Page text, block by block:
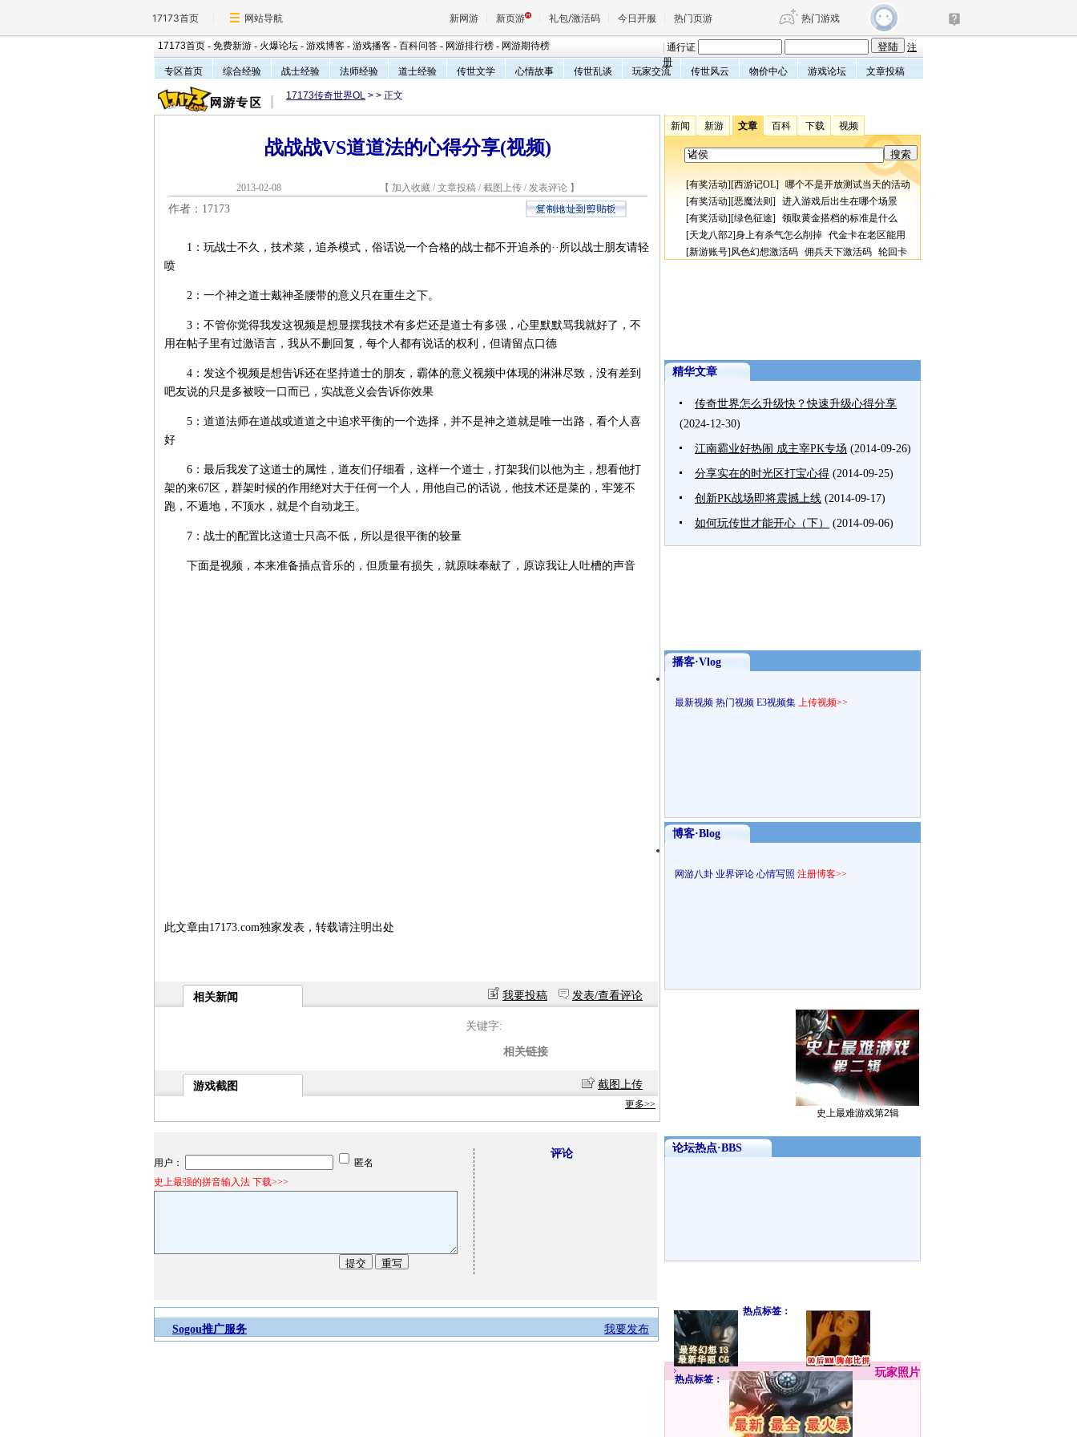
17173首页 网站导航 新网游 新页游 礼包/激活码 今日开服 热门页游 热门游戏
王权与自由 诛仙世界 仙剑世界
17173首页 - 免费新游 - 火爆论坛 - 游戏博客 - 游戏播客 - 百科问答 - 网游排行榜 - 网游期待榜 通行证
注
册
专区首页
综合经验 战士经验 法师经验 道士经验 传世文学 心情故事 传世乱谈 玩家交流 传世风云 物价中心 游戏论坛 文章投稿
17173传奇世界OL > > 正文
战战战VS道道法的心得分享(视频)
2013-02-08 【 加入收藏 / 文章投稿 / 截图上传 / 发表评论 】
作者：17173
1：玩战士不久，技术菜，追杀模式，俗话说一个合格的战士都不开追杀的··所以战士朋友请轻
喷
2：一个神之道士戴神圣腰带的意义只在重生之下。
3：不管你觉得我发这视频是想显摆我技术有多烂还是道士有多强，心里默默骂我就好了，不
用在帖子里有过激语言，我从不删回复，每个人都有说话的权利，但请留点口德
4：发这个视频是想告诉还在坚持道士的朋友，霸体的意义视频中体现的淋淋尽致，没有差到
吧友说的只是多被咬一口而已，实战意义会告诉你效果
5：道道法师在道战或道道之中追求平衡的一个选择，并不是神之道就是唯一出路，看个人喜
好
6：最后我发了这道士的属性，道友们仔细看，这样一个道士，打架我们以他为主，想看他打
架的来67区，群架时候的作用绝对大于任何一个人，用他自己的话说，他技术还是菜的，牢笼不
跑，不遁地，不顶水，就是个自动龙王。
7：战士的配置比这道士只高不低，所以是很平衡的较量
下面是视频，本来准备插点音乐的，但质量有损失，就原味奉献了，原谅我让人吐槽的声音
此文章由17173.com独家发表，转载请注明出处
相关新闻 我要投稿 发表/查看评论
关键字:
相关链接
游戏截图 截图上传
更多>>
用户：
匿名
史上最强的拼音输入法 下载>>>
评论
我要发布
Sogou推广服务
新闻 新游 文章 百科 下载 视频
[有奖活动][西游记OL] 哪个不是开放测试当天的活动
[有奖活动][恶魔法则] 进入游戏后出生在哪个场景
[有奖活动][绿色征途] 领取黄金搭档的标准是什么
[天龙八部2]身上有杀气怎么削掉 代金卡在老区能用
[新游账号]风色幻想激活码 佣兵天下激活码 轮回卡
精华文章
传奇世界怎么升级快？快速升级心得分享
(2024-12-30)
江南霸业好热闹 成主宰PK专场 (2014-09-26)
分享实在的时光区打宝心得 (2014-09-25)
创新PK战场即将震撼上线 (2014-09-17)
如何玩传世才能开心（下） (2014-09-06)
播客·Vlog
热点标签：
最新视频 热门视频 E3视频集 上传视频>>
博客·Blog
热点标签：
网游八卦 业界评论 心情写照 注册博客>>
史上最难游戏第2辑
论坛热点·BBS
玩家照片